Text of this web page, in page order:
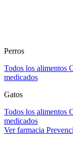
Perros
Todos los alimentos
medicados
Gatos
Todos los alimentos
medicados
Ver farmacia